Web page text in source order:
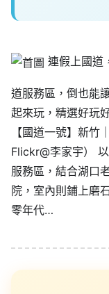
連假上國道
道服務區，倒也能
起來玩，精選好玩
【國道一號】新竹
Flickr@李家宇）
服務區，結合湖口
院，室內則鋪上磨
零年代…